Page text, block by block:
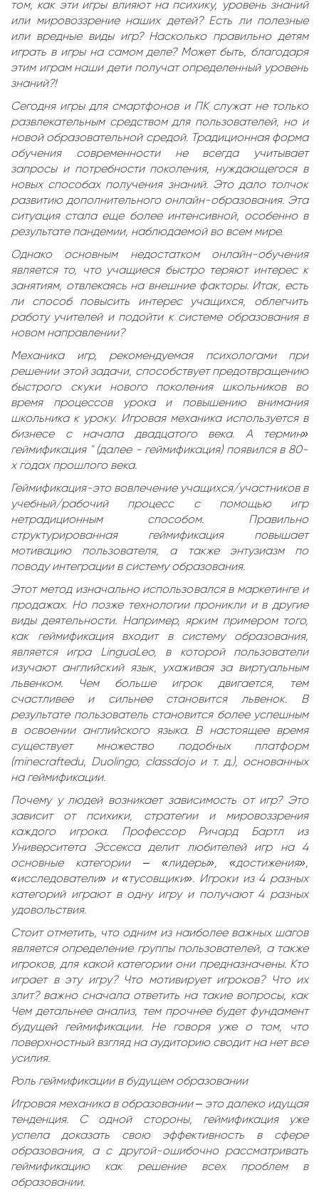
том, как эти игры влияют на психику, уровень знаний
или мировоззрение наших детей? Есть ли полезные
или вредные виды игр? Насколько правильно детям
играть в игры на самом деле? Может быть, благодаря
этим играм наши дети получат определенный уровень
знаний?!
Сегодня игры для смартфонов и ПК служат не только
развлекательным средством для пользователей, но и
новой образовательной средой. Традиционная форма
обучения современности не всегда учитывает
запросы и потребности поколения, нуждающегося в
новых способах получения знаний. Это дало толчок
развитию дополнительного онлайн-образования. Эта
ситуация стала еще более интенсивной, особенно в
результате пандемии, наблюдаемой во всем мире.
Однако основным недостатком онлайн-обучения
является то, что учащиеся быстро теряют интерес к
занятиям, отвлекаясь на внешние факторы. Итак, есть
ли способ повысить интерес учащихся, облегчить
работу учителей и подойти к системе образования в
новом направлении?
Механика игр, рекомендуемая психологами при
решении этой задачи, способствует предотвращению
быстрого скуки нового поколения школьников во
время процессов урока и повышению внимания
школьника к уроку. Игровая механика используется в
бизнесе с начала двадцатого века. А термин»
геймификация " (далее - геймификация) появился в 80-
х годах прошлого века.
Геймификация-это вовлечение учащихся/участников в
учебный/рабочий процесс с помощью игр
нетрадиционным способом. Правильно
структурированная геймификация повышает
мотивацию пользователя, а также энтузиазм по
поводу интеграции в систему образования.
Этот метод изначально использовался в маркетинге и
продажах. Но позже технологии проникли и в другие
виды деятельности. Например, ярким примером того,
как геймификация входит в систему образования,
является игра LinguaLeo, в которой пользователи
изучают английский язык, ухаживая за виртуальным
львенком. Чем больше игрок двигается, тем
счастливее и сильнее становится львенок. В
результате пользователь становится более успешным
в освоении английского языка. В настоящее время
существует множество подобных платформ
(minecraftedu, Duolingo, classdojo и т. д.), основанных
на геймификации.
Почему у людей возникает зависимость от игр? Это
зависит от психики, стратегии и мировоззрения
каждого игрока. Профессор Ричард Бартл из
Университета Эссекса делит любителей игр на 4
основные категории – «лидеры», «достижения»,
«исследователи» и «тусовщики». Игроки из 4 разных
категорий играют в одну игру и получают 4 разных
удовольствия.
Стоит отметить, что одним из наиболее важных шагов
является определение группы пользователей, а также
игроков, для какой категории они предназначены. Кто
играет в эту игру? Что мотивирует игроков? Что их
злит? важно сначала ответить на такие вопросы, как
Чем детальнее анализ, тем прочнее будет фундамент
будущей геймификации. Не говоря уже о том, что
поверхностный взгляд на аудиторию сводит на нет все
усилия.
Роль геймификации в будущем образовании
Игровая механика в образовании – это далеко идущая
тенденция. С одной стороны, геймификация уже
успела доказать свою эффективность в сфере
образования, а с другой-ошибочно рассматривать
геймификацию как решение всех проблем в
образовании.